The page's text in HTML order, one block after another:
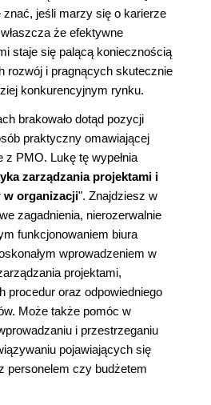
jeśli marzy się o karierze
że efektywne
staje się palącą koniecznością
rozwój i pragnących skutecznie
konkurencyjnym rynku.
brakowało dotąd pozycji
praktyczny omawiającej
z PMO. Lukę tę wypełnia
zarządzania projektami i
w organizacji". Znajdziesz w
zagadnienia, nierozerwalnie
funkcjonowaniem biura
wprowadzeniem w
projektami,
procedur oraz odpowiedniego
Może także pomóc w
i przestrzeganiu
pojawiających się
personelem czy budżetem